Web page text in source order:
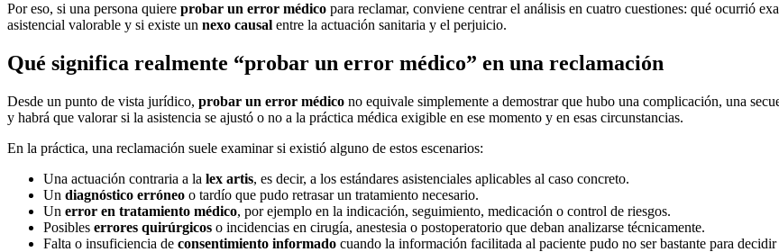
Por eso, si una persona quiere probar un error médico para reclamar, conviene centrar el análisis en cuatro cuestiones: qué ocurrió
asistencial valorable y si existe un nexo causal entre la actuación sanitaria y el perjuicio.
Qué significa realmente “probar un error médico” en una reclamación
Desde un punto de vista jurídico, probar un error médico no equivale simplemente a demostrar que hubo una complicación, una
y habrá que valorar si la asistencia se ajustó o no a la práctica médica exigible en ese momento y en esas circunstancias.
En la práctica, una reclamación suele examinar si existió alguno de estos escenarios:
Una actuación contraria a la lex artis, es decir, a los estándares asistenciales aplicables al caso concreto.
Un diagnóstico erróneo o tardío que pudo retrasar un tratamiento necesario.
Un error en tratamiento médico, por ejemplo en la indicación, seguimiento, medicación o control de riesgos.
Posibles errores quirúrgicos o incidencias en cirugía, anestesia o postoperatorio que deban analizarse técnicamente.
Falta o insuficiencia de consentimiento informado cuando la información facilitada al paciente pudo no ser bastante para